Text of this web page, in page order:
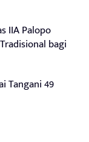
IIA Palopo
bagi
Tangani 49